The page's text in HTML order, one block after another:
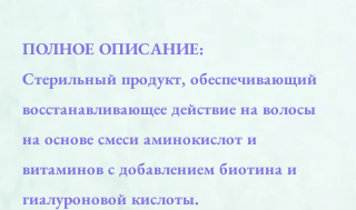
ПОЛНОЕ ОПИСАНИЕ:
Стерильный продукт, обеспечивающий
восстанавливающее действие на волосы
на основе смеси аминокислот и
витаминов с добавлением биотина и
гиалуроновой кислоты.